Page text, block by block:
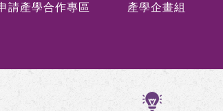
請產學合作專區 產學企畫組